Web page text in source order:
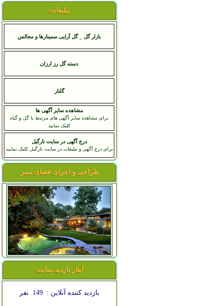
تبلیغات
بازار گل _ گل آرایی سمینارها و مجالس
دسته گل رز ارزان
گلنار
مشاهده سایر آگهی ها
برای مشاهده سایر آگهی های مرتبط با گل و گیاه
کلیک نمایید
درج آگهی در سایت نارگیل
برای درج آگهی و تبلیغات در سایت نارگیل کلیک نمایید
طراحی و اجرای فضای سبز
آمار بازدید سایت
بازدید کننده آنلاین : 149 نفر